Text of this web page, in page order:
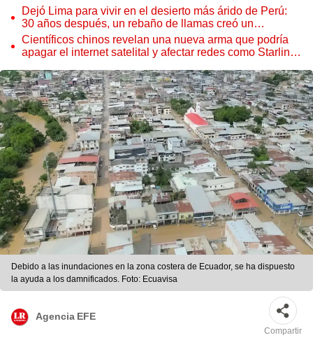
Dejó Lima para vivir en el desierto más árido de Perú:
30 años después, un rebaño de llamas creó un
sorprendente ecosistema
Científicos chinos revelan una nueva arma que podría
apagar el internet satelital y afectar redes como Starlink
Debido a las inundaciones en la zona costera de Ecuador, se ha dispuesto
la ayuda a los damnificados. Foto: Ecuavisa
Agencia EFE
Compartir